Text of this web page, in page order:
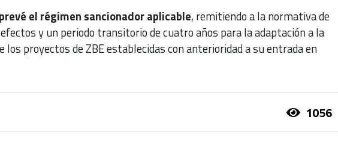
el régimen sancionador aplicable, remitiendo a la normativa de
y un periodo transitorio de cuatro años para la adaptación a la
los proyectos de ZBE establecidas con anterioridad a su entrada en
1056